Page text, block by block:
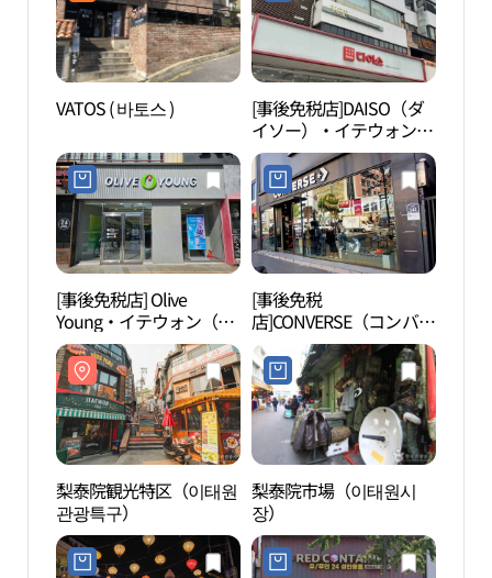
VATOS ( 바토스 )
[事後免税店]DAISO（ダ
イソー）・イテウォン
（梨泰院）店(다이소 이
태원점)
[事後免税店] Olive
Young・イテウォン（梨
泰院）入口店(올리브영
이태원입구점)
[事後免税
店]CONVERSE（コンバー
ス）・イテウォン（梨泰
院）店(컨버스 이태원점)
梨泰院観光特区（이태원
관광특구）
梨泰院市場（이태원시
장）